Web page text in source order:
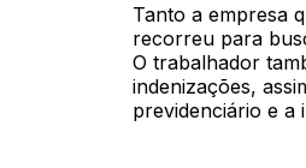
Tanto a empresa
recorreu para
O trabalhador
indenizações,
previdenciário e a